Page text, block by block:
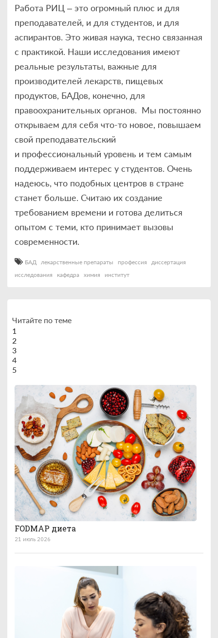
Работа РИЦ – это огромный плюс и для
преподавателей, и для студентов, и для
аспирантов. Это живая наука, тесно связанная
с практикой. Наши исследования имеют
реальные результаты, важные для
производителей лекарств, пищевых
продуктов, БАДов, конечно, для
правоохранительных органов. Мы постоянно
открываем для себя что-то новое, повышаем
свой преподавательский
и профессиональный уровень и тем самым
поддерживаем интерес у студентов. Очень
надеюсь, что подобных центров в стране
станет больше. Считаю их создание
требованием времени и готова делиться
опытом с теми, кто принимает вызовы
современности.
БАД лекарственные препараты профессия
диссертация
исследования
кафедра химия институт
Читайте по теме
1
2
3
4
5
FODMAP диета
21 июль 2026